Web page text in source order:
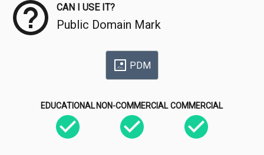
CAN I USE IT?
Public Domain Mark
PDM
EDUCATIONAL NON-COMMERCIAL COMMERCIAL